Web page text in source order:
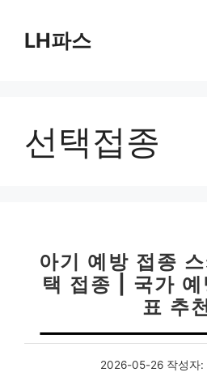
LH파스
선택접종
아기 예방 접종
택 접종 | 국가 예
표 추
2026-05-26 작성자: